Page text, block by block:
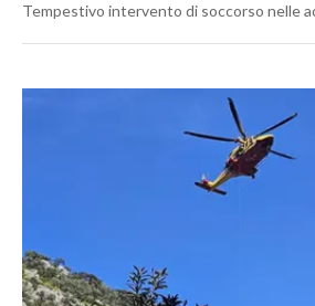
Tempestivo intervento di soccorso nelle